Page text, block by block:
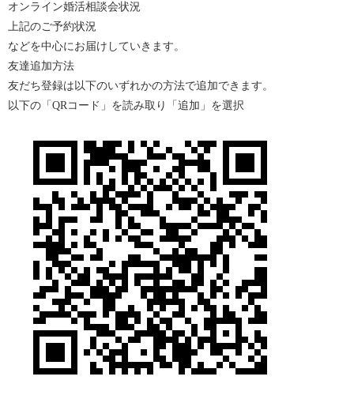
オンライン婚活相談会状況
上記のご予約状況
などを中心にお届けしていきます。
友達追加方法
友だち登録は以下のいずれかの方法で追加できます。
以下の「 QRコード」を読み取り「追加」を選択